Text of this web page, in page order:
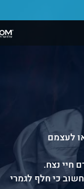
לעצמם
חיי נצח.
כי חלף לגמרי